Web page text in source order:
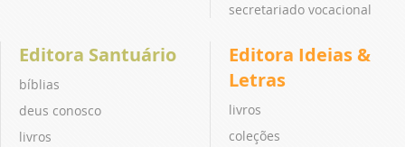
secretariado vocacional
Editora Santuário
bíblias
deus conosco
livros
Editora Ideias &
Letras
livros
coleções